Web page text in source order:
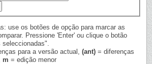
use os botões de opção para marcar as
Pressione 'Enter' ou clique o botão
para a versão actual, (ant) = diferenças
m = edição menor